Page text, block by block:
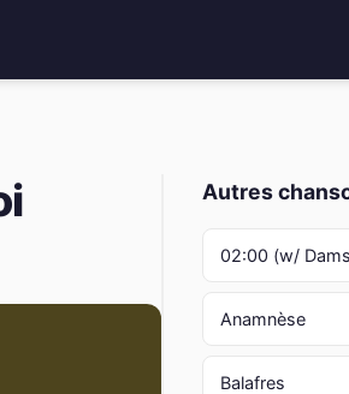
Autres
02:00 (w/
Anamnèse
Balafres